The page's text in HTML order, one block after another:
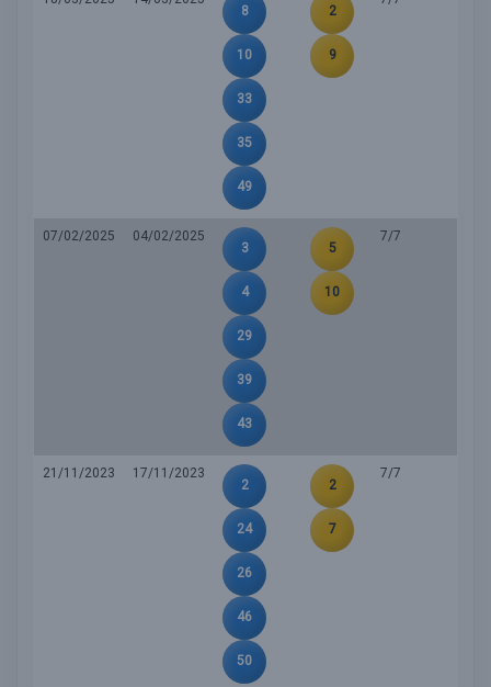
8
10
33
35
49
2
9
07/02/2025
04/02/2025
3
4
29
39
43
5
10
7/7
21/11/2023
17/11/2023
2
24
26
46
50
2
7
7/7